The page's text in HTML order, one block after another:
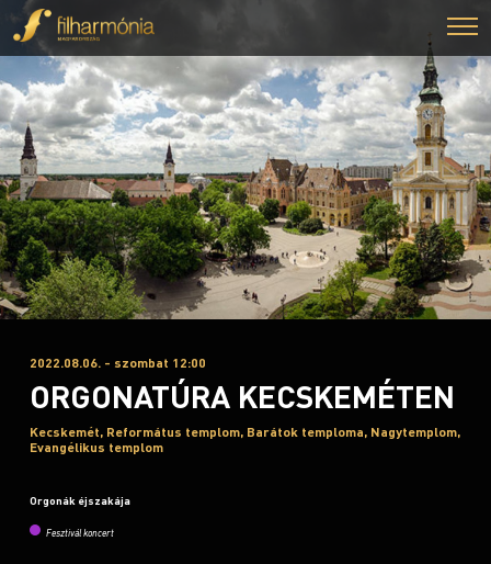
2022.08.06. - szombat 12:00
ORGONATÚRA KECSKEMÉTEN
Kecskemét, Református templom, Barátok temploma, Nagytemplom,
Evangélikus templom
Orgonák éjszakája
Fesztivál koncert